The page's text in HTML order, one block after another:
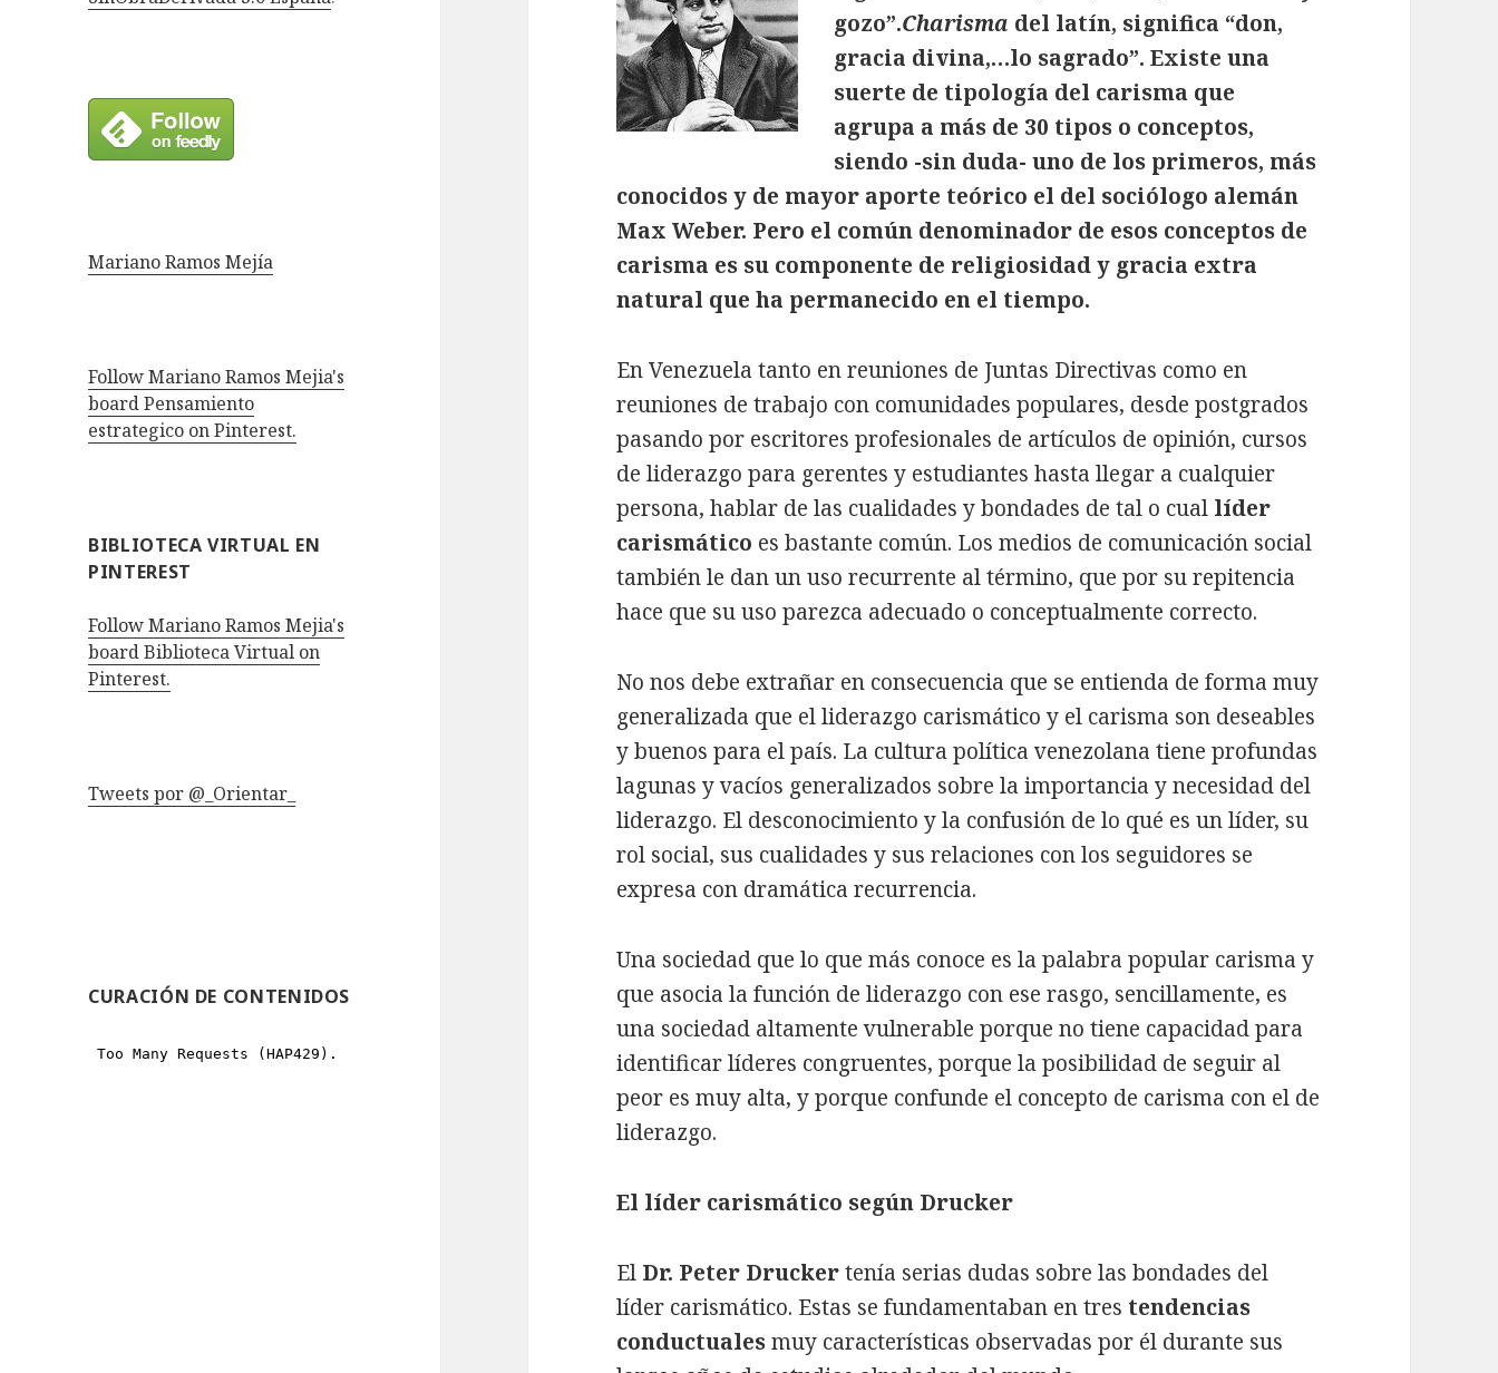
Mariano Ramos Mejía
Follow Mariano Ramos Mejia's
board Pensamiento
estrategico on Pinterest.
BIBLIOTECA VIRTUAL EN
PINTEREST
Follow Mariano Ramos Mejia's
board Biblioteca Virtual on
Pinterest.
Tweets por @_Orientar_
CURACIÓN DE CONTENIDOS
gozo”.Charisma del latín, significa “don,
gracia divina,…lo sagrado”. Existe una
suerte de tipología del carisma que
agrupa a más de 30 tipos o conceptos,
siendo -sin duda- uno de los primeros, más
conocidos y de mayor aporte teórico el del sociólogo alemán
Max Weber. Pero el común denominador de esos conceptos de
carisma es su componente de religiosidad y gracia extra
natural que ha permanecido en el tiempo.
En Venezuela tanto en reuniones de Juntas Directivas como en
reuniones de trabajo con comunidades populares, desde postgrados
pasando por escritores profesionales de artículos de opinión, cursos
de liderazgo para gerentes y estudiantes hasta llegar a cualquier
persona, hablar de las cualidades y bondades de tal o cual líder
carismático es bastante común. Los medios de comunicación social
también le dan un uso recurrente al término, que por su repitencia
hace que su uso parezca adecuado o conceptualmente correcto.
No nos debe extrañar en consecuencia que se entienda de forma muy
generalizada que el liderazgo carismático y el carisma son deseables
y buenos para el país. La cultura política venezolana tiene profundas
lagunas y vacíos generalizados sobre la importancia y necesidad del
liderazgo. El desconocimiento y la confusión de lo qué es un líder, su
rol social, sus cualidades y sus relaciones con los seguidores se
expresa con dramática recurrencia.
Una sociedad que lo que más conoce es la palabra popular carisma y
que asocia la función de liderazgo con ese rasgo, sencillamente, es
una sociedad altamente vulnerable porque no tiene capacidad para
identificar líderes congruentes, porque la posibilidad de seguir al
peor es muy alta, y porque confunde el concepto de carisma con el de
liderazgo.
El líder carismático según Drucker
El Dr. Peter Druckertenía serias dudas sobre las bondades del
líder carismático. Estas se fundamentaban en tres tendencias
conductualesmuy características observadas por él durante sus